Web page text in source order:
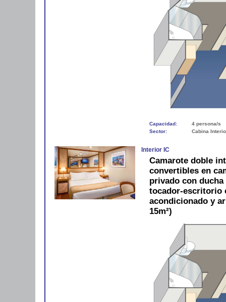
Capacidad:
4 persona/s
Sector:
Cabina
Interior IC
Camarote doble
convertibles en
privado con
tocador-escritorio
acondicionado y
15m²)